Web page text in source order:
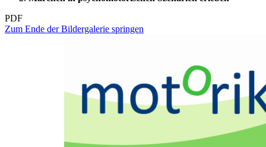
PDF
Zum Ende der Bildergalerie springen